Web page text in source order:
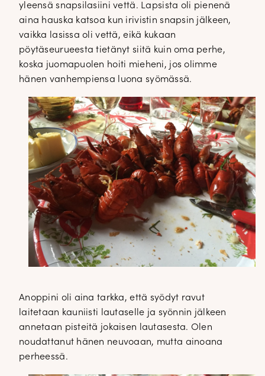
yleensä snapsilasiini vettä. Lapsista oli pienenä
aina hauska katsoa kun irivistin snapsin jälkeen,
vaikka lasissa oli vettä, eikä kukaan
pöytäseurueesta tietänyt siitä kuin oma perhe,
koska juomapuolen hoiti mieheni, jos olimme
hänen vanhempiensa luona syömässä.
Anoppini oli aina tarkka, että syödyt ravut
laitetaan kauniisti lautaselle ja syönnin jälkeen
annetaan pisteitä jokaisen lautasesta. Olen
noudattanut hänen neuvoaan, mutta ainoana
perheessä.